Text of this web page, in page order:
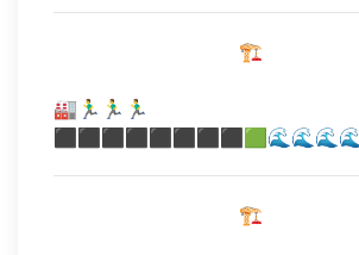
⠀⠀⠀⠀⠀⠀⠀⠀⠀⠀⠀⠀⠀🏗️
🏭🏃‍♂️🏃‍♂️🏃‍♂️
⬛⬛⬛⬛⬛⬛⬛⬛🟩🌊🌊🌊🌊
⠀⠀⠀⠀⠀⠀⠀⠀⠀⠀⠀⠀⠀🏗️